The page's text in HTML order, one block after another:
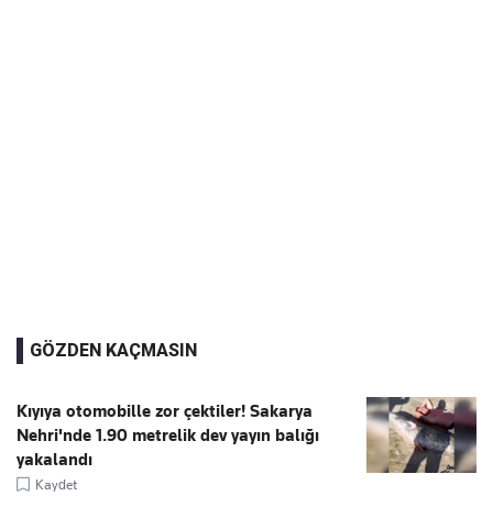
GÖZDEN KAÇMASIN
Kıyıya otomobille zor çektiler! Sakarya
Nehri'nde 1.90 metrelik dev yayın balığı
yakalandı
Kaydet